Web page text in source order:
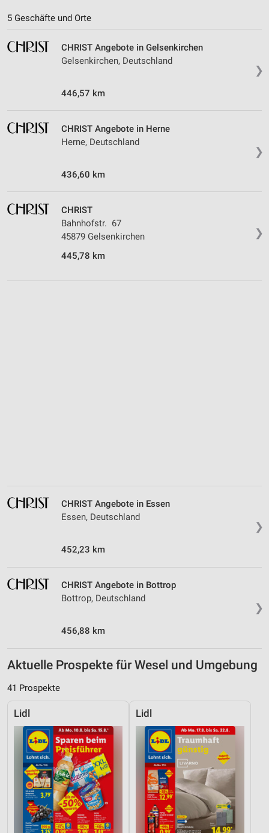
5 Geschäfte und Orte
❯
CHRIST Angebote in Gelsenkirchen
Gelsenkirchen, Deutschland
446,57 km
❯
CHRIST Angebote in Herne
Herne, Deutschland
436,60 km
❯
CHRIST
Bahnhofstr. 67
45879 Gelsenkirchen
445,78 km
❯
CHRIST Angebote in Essen
Essen, Deutschland
452,23 km
❯
CHRIST Angebote in Bottrop
Bottrop, Deutschland
456,88 km
Aktuelle Prospekte für Wesel und Umgebung
41 Prospekte
Lidl Lidl